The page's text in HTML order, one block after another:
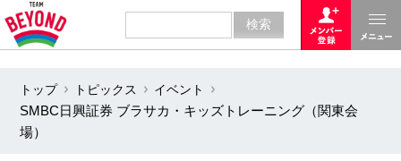
トップ トピックス
イベント
SMBC日興証券 ブラサカ・キッズトレーニング（関東会
場）